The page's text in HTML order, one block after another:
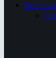
Eventos